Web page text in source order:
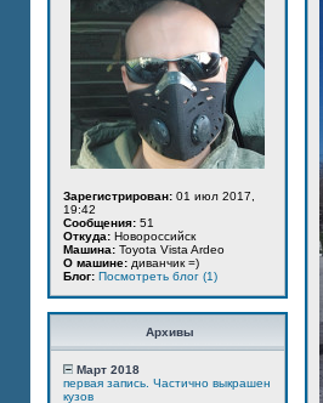
Зарегистрирован: 01 июл 2017,
19:42
Сообщения: 51
Откуда: Новороссийск
Машина: Toyota Vista Ardeo
О машине: диванчик =)
Блог: Посмотреть блог (1)
Архивы
Март 2018
первая запись. Частично выкрашен
кузов